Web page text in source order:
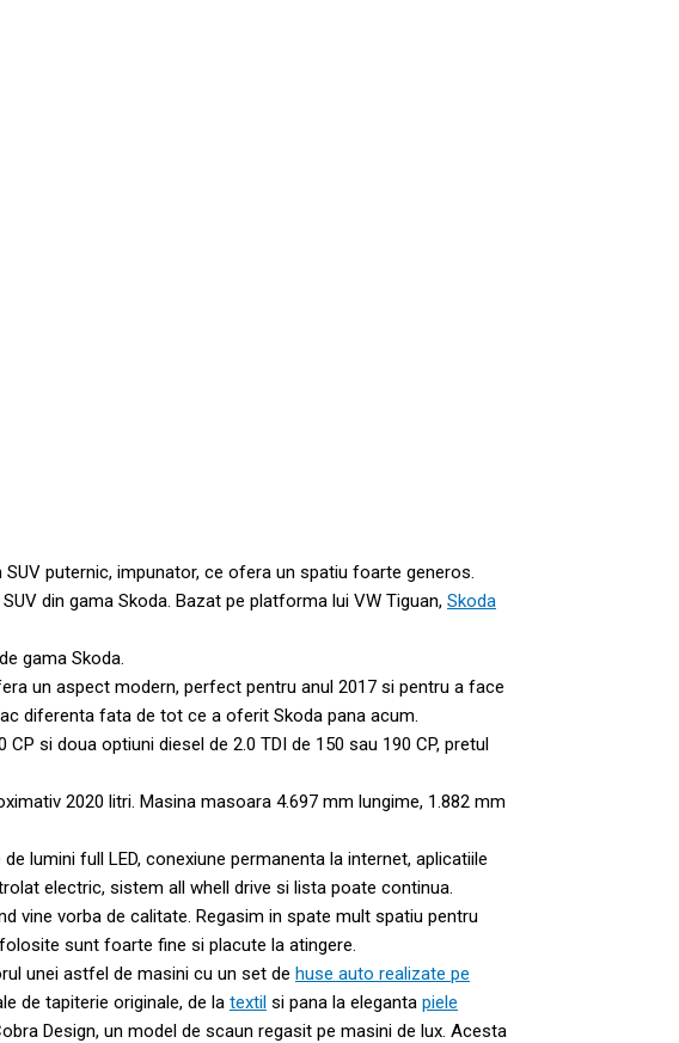
puternic, impunator, ce ofera un spatiu foarte generos.
din gama Skoda. Bazat pe platforma lui VW Tiguan, Skoda
gama Skoda.
un aspect modern, perfect pentru anul 2017 si pentru a face
diferenta fata de tot ce a oferit Skoda pana acum.
si doua optiuni diesel de 2.0 TDI de 150 sau 190 CP, pretul
2020 litri. Masina masoara 4.697 mm lungime, 1.882 mm
lumini full LED, conexiune permanenta la internet, aplicatiile
electric, sistem all whell drive si lista poate continua.
vine vorba de calitate. Regasim in spate mult spatiu pentru
sunt foarte fine si placute la atingere.
unei astfel de masini cu un set de huse auto realizate pe
de tapiterie originale, de la textil si pana la eleganta piele
Design, un model de scaun regasit pe masini de lux. Acesta